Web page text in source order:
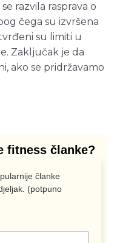
razvila rasprava o
čega su izvršena
su limiti u
Zaključak je da
ako se pridržavamo